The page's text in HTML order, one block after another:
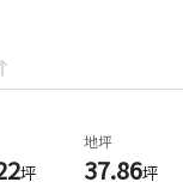
坪
地坪
37.86坪